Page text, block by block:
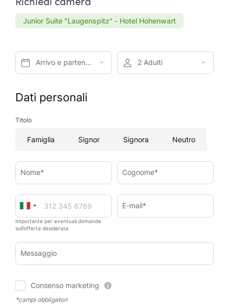
Junior Suite "Laugenspitz" - Hotel Hohenwart
Arrivo e partenza* 2 Adulti
Dati personali
Titolo
Famiglia Signor Signora Neutro
Nome* Cognome*
Importante per eventuali domande
sull’offerta desiderata
E-mail*
Messaggio
Consenso marketing
*campi obbligatori